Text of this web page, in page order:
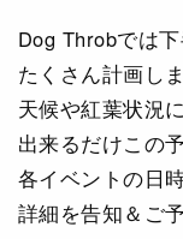
Dog Throbでは
たくさん計画し
天候や紅葉状況
出来るだけこの
各イベントの日
詳細を告知＆ご